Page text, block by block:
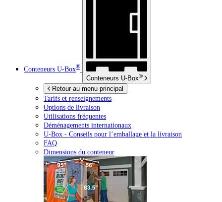
Conteneurs U-Box®
Conteneurs U-Box®
Retour au menu principal
Tarifs et renseignements
Options de livraison
Utilisations fréquentes
Déménagements internationaux
U-Box - Conseils pour l’emballage et la livraison
FAQ
Dimensions du conteneur